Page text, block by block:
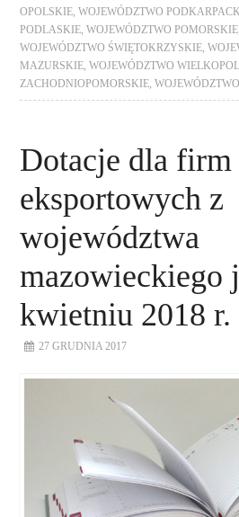
OPOLSKIE ,WOJEWÓDZTWO
PODLASKIE ,WOJEWÓDZTWO POMORSKIE
WOJEWÓDZTWO ŚWIĘTOKRZYSKIE ,
MAZURSKIE ,WOJEWÓDZTWO
ZACHODNIOPOMORSKIE ,
Dotacje dla firm
eksportowych z
województwa
mazowieckiego
kwietniu 2018 r.
27 GRUDNIA 2017